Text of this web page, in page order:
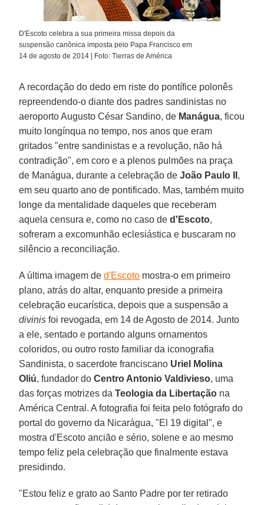
D'Escoto celebra a sua primeira missa depois da
suspensão canônica imposta pelo Papa Francisco em
14 de agosto de 2014 | Foto: Tierras de América
A recordação do dedo em riste do pontífice polonês
repreendendo-o diante dos padres sandinistas no
aeroporto Augusto César Sandino, de Manágua, ficou
muito longínqua no tempo, nos anos que eram
gritados "entre sandinistas e a revolução, não há
contradição", em coro e a plenos pulmões na praça
de Manágua, durante a celebração deJoão Paulo II ,
em seu quarto ano de pontificado. Mas, também muito
longe da mentalidade daqueles que receberam
aquela censura e, como no caso ded'Escoto,
sofreram a excomunhão eclesiástica e buscaram no
silêncio a reconciliação.
A última imagem ded'Escoto mostra-o em primeiro
plano, atrás do altar, enquanto preside a primeira
celebração eucarística, depois que a suspensão a
divinis foi revogada, em 14 de Agosto de 2014. Junto
a ele, sentado e portando alguns ornamentos
coloridos, ou outro rosto familiar da iconografia
Sandinista, o sacerdote franciscano Uriel Molina
Oliú, fundador do Centro Antonio Valdivieso, uma
das forças motrizes daTeologia da Libertação na
América Central. A fotografia foi feita pelo fotógrafo do
portal do governo da Nicarágua, "El 19 digital", e
mostra d'Escoto ancião e sério, solene e ao mesmo
tempo feliz pela celebração que finalmente estava
presidindo.
"Estou feliz e grato ao Santo Padre por ter retirado